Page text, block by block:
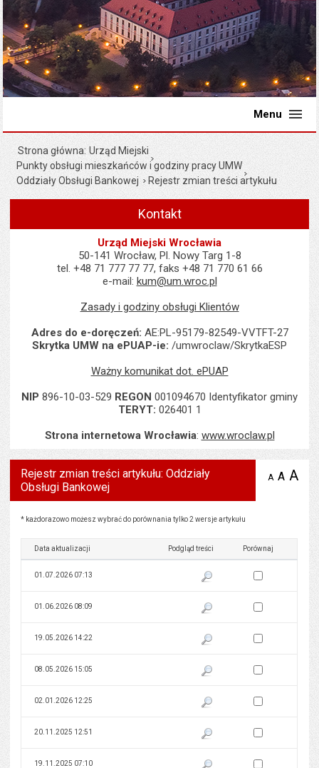
Menu
Strona główna Urząd Miejski
Punkty obsługi mieszkańców i godziny pracy UMW
Oddziały Obsługi Bankowej
Rejestr zmian treści artykułu
Kontakt
Urząd Miejski Wrocławia
50-141 Wrocław, Pl. Nowy Targ 1-8
tel. +48 71 777 77 77, faks +48 71 770 61 66
e-mail: kum@um.wroc.pl
Zasady i godziny obsługi Klientów
Adres do e-doręczeń: AE:PL-95179-82549-VVTFT-27
Skrytka UMW na ePUAP-ie: /umwroclaw/SkrytkaESP
Ważny komunikat dot. ePUAP
NIP 896-10-03-529 REGON 001094670 Identyfikator gminy
TERYT: 026401 1
Strona internetowa Wrocławia: www.wroclaw.pl
Rejestr zmian treści artykułu: Oddziały
Obsługi Bankowej
A zmniejsz
A A
Rejestr zmian treści artykułu: Oddziały Obsługi Bankowej
* każdorazowo możesz wybrać do porównania tylko 2 wersje artykułu
Data aktualizacji Podgląd treści Porównaj
01.07.2026 07:13 Pokaż podgląd wersji z dnia
Zaznacz wersję do
01.06.2026 08:09 Pokaż podgląd wersji z dnia
Zaznacz wersję do
19.05.2026 14:22 Pokaż podgląd wersji z dnia
Zaznacz wersję do
08.05.2026 15:05 Pokaż podgląd wersji z dnia
Zaznacz wersję do
02.01.2026 12:25 Pokaż podgląd wersji z dnia
Zaznacz wersję do
20.11.2025 12:51 Pokaż podgląd wersji z dnia
Zaznacz wersję do
19.11.2025 07:10 Pokaż podgląd wersji z dnia
Zaznacz wersję do